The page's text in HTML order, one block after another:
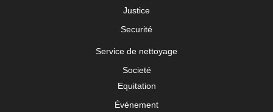
Justice
Securité
Service de nettoyage
Societé
Equitation
Événement